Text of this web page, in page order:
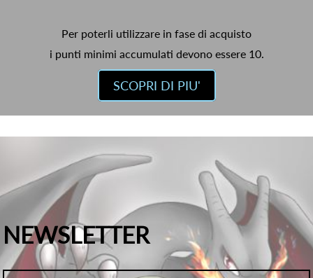
Per poterli utilizzare in fase di acquisto
i punti minimi accumulati devono essere 10.
SCOPRI DI PIU'
NEWSLETTER